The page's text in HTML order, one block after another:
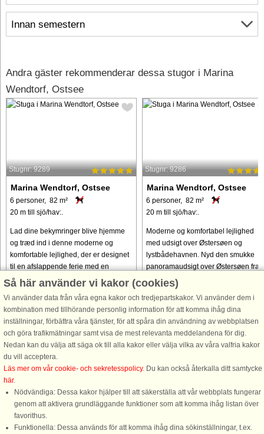
Innan semestern
Andra gäster rekommenderar dessa stugor i Marina
Wendtorf, Ostsee
Stugnr: 9289
Marina Wendtorf, Ostsee
6 personer, 82 m²
20 m till sjö/hav:.
Lad dine bekymringer blive hjemme
og træd ind i denne moderne og
komfortable lejlighed, der er designet
til en afslappende ferie med en
fantastisk udsigt. Dette er ikke bare et
från 4.850 SEK
Stugnr: 9286
Marina Wendtorf, Ostsee
6 personer, 82 m²
20 m till sjö/hav:.
Moderne og komfortabel lejlighed
med udsigt over Østersøen og
lystbådehavnen. Nyd den smukke
panoramaudsigt over Østersøen fra
morgen til aften. Den moderne og
komfortabelt indrettede lejlighed
består ...
från 4.850 SEK
Så här använder vi kakor (cookies)
Vi använder data från våra egna kakor och tredjepartskakor. Vi använder dem i
kombination med tillhörande personlig information för att komma ihåg dina
inställningar, förbättra våra tjänster, för att spåra din användning av webbplatsen
och göra trafikmätningar samt visa de mest relevanta meddelandena för dig.
Nedan kan du välja att säga ok till alla kakor eller välja vilka av våra valfria kakor
du vill acceptera.
Läs mer om vår cookie- och sekretesspolicy. Du kan också återkalla ditt samtycke
här.
Nödvändiga: Dessa kakor hjälper till att säkerställa att vår webbplats fungerar
genom att aktivera grundläggande funktioner som att komma ihåg listan över
favorithus.
Funktionella: Dessa används för att komma ihåg dina sökinställningar, t.ex.